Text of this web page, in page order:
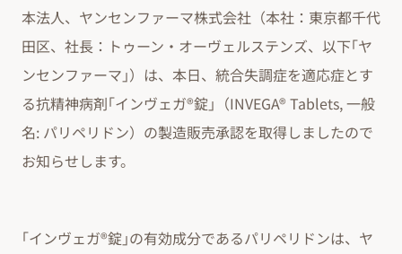
本法人、ヤンセンファーマ株式会社（本社：東京都千代
田区、社長：トゥーン・オーヴェルステンズ、以下｢ヤ
ンセンファーマ｣）は、本日、統合失調症を適応症とす
る抗精神病剤｢インヴェガ®錠｣（INVEGA® Tablets, 一般
名: パリペリドン）の製造販売承認を取得しましたので
お知らせします。
｢インヴェガ®錠｣の有効成分であるパリペリドンは、ヤ